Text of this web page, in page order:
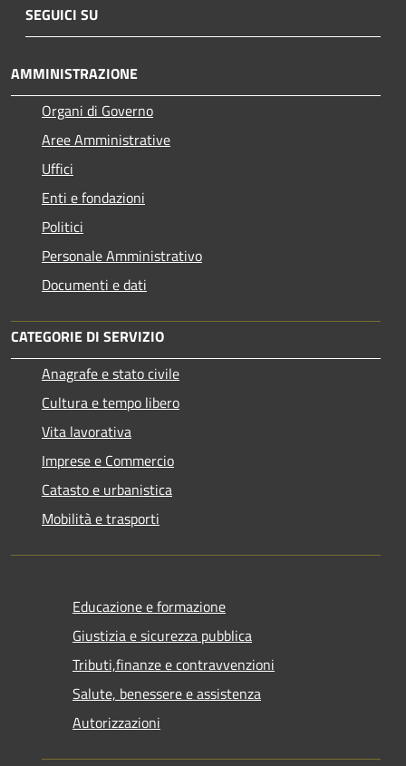
SEGUICI SU
AMMINISTRAZIONE
Organi di Governo
Aree Amministrative
Uffici
Enti e fondazioni
Politici
Personale Amministrativo
Documenti e dati
CATEGORIE DI SERVIZIO
Anagrafe e stato civile
Cultura e tempo libero
Vita lavorativa
Imprese e Commercio
Catasto e urbanistica
Mobilità e trasporti
Educazione e formazione
Giustizia e sicurezza pubblica
Tributi,finanze e contravvenzioni
Salute, benessere e assistenza
Autorizzazioni